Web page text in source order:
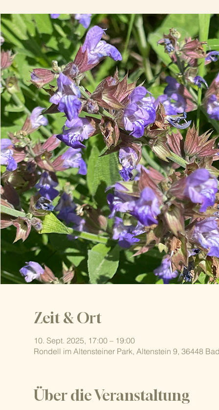
Zeit & Ort
10. Sept. 2025, 17:00 – 19:00
Rondell im Altensteiner Park, Altenstein 9, 36448
Über die Veranstaltung